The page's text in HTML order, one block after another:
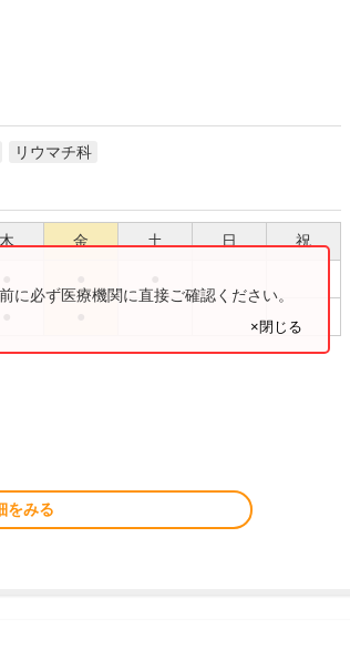
リウマチ科
木 金 土 日 祝
に必ず医療機関に直接ご確認ください。
×閉じる
をみる